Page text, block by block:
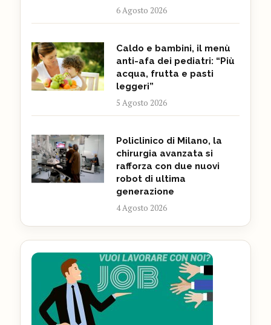
6 Agosto 2026
Caldo e bambini, il menù
anti-afa dei pediatri: “Più
acqua, frutta e pasti
leggeri”
5 Agosto 2026
Policlinico di Milano, la
chirurgia avanzata si
rafforza con due nuovi
robot di ultima
generazione
4 Agosto 2026